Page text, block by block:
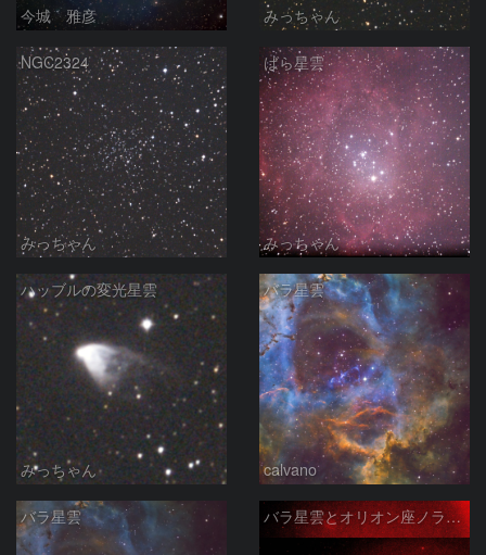
今城 雅彦 みっちゃん
NGC2324
みっちゃん
ばら星雲
みっちゃん
ハッブルの変光星雲
みっちゃん
バラ星雲
calvano
バラ星雲 バラ星雲とオリオン座ノラマ50mm